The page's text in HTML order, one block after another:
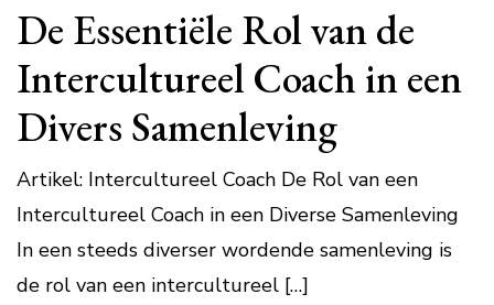
De Essentiële Rol van de
Intercultureel Coach in een
Divers Samenleving
Artikel: Intercultureel Coach De Rol van een
Intercultureel Coach in een Diverse Samenleving
In een steeds diverser wordende samenleving is
de rol van een intercultureel […]